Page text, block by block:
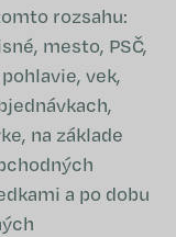
rozsahu:
mesto, PSČ,
vek,
na základe
a po dobu